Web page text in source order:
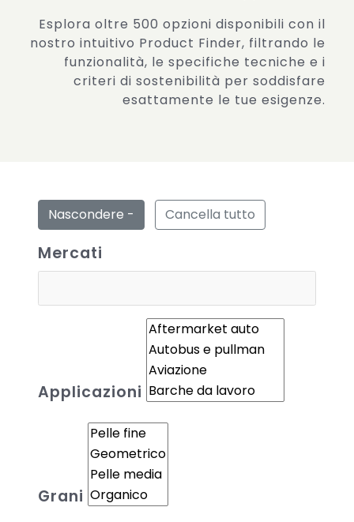
Esplora oltre 500 opzioni disponibili con il
nostro intuitivo Product Finder, filtrando le
funzionalità, le specifiche tecniche e i
criteri di sostenibilità per soddisfare
esattamente le tue esigenze.
Nascondere - Cancella tutto
Mercati
Grani
Applicazioni